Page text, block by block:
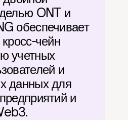
ONT и
обеспечивает
чейн
учетных
и
данных для
и